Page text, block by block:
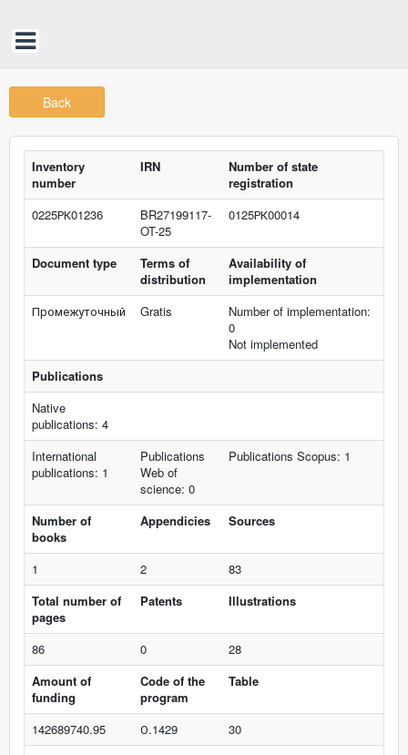
Back
Inventory
number
IRN
Number of state
registration
0225РК01236
BR27199117-
OT-25
0125РК00014
Document type
Terms of
distribution
Availability of
implementation
Промежуточный
Gratis
Number of implementation:
0
Not implemented
Publications
Native
publications: 4
International
publications: 1
Publications
Web of
science: 0
Publications Scopus: 1
Number of
books
Appendicies Sources
1 2
83
Total number of
pages
Patents Illustrations
86 0
28
Amount of
funding
Code of the
program
Table
142689740.95 О.1429
30